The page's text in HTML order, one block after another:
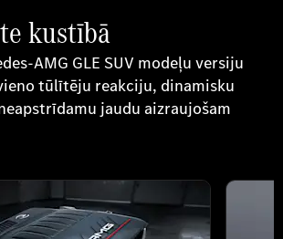
kustībā
AMG GLE SUV modeļu versiju
tūlītēju reakciju, dinamisku
jaudu aizraujošam